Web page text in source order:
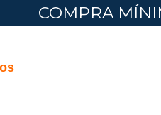
COMPRA